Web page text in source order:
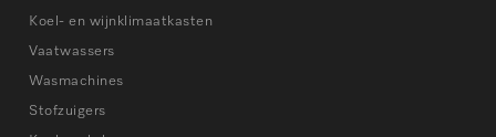
Koel- en wijnklimaatkasten
Vaatwassers
Wasmachines
Stofzuigers